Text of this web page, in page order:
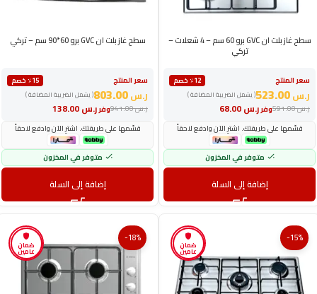
سطح غاز بلت ان GVC برو 60 سم – 4 شعلات –
تركي
سعر المنتج
٪12 خصم
( يشمل الضريبة المضافة )
ر.س
وفرر.س ر.س591.00
قسّمها على طريقتك. اشترِ الآن وادفع لاحقاً
متوفر في المخزون
إضافة إلى السلة
سطح غاز بلت ان GVC برو 60*90 سم – تركي
سعر المنتج
٪15 خصم
( يشمل الضريبة المضافة )
ر.س
وفرر.س ر.س941.00
قسّمها على طريقتك. اشترِ الآن وادفع لاحقاً
متوفر في المخزون
إضافة إلى السلة
ضمان
عامين
-15%
ضمان
عامين
-18%